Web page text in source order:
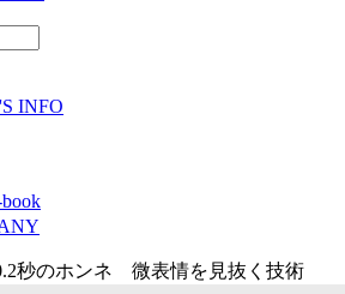
INFO
book
秒のホンネ 微表情を見抜く技術